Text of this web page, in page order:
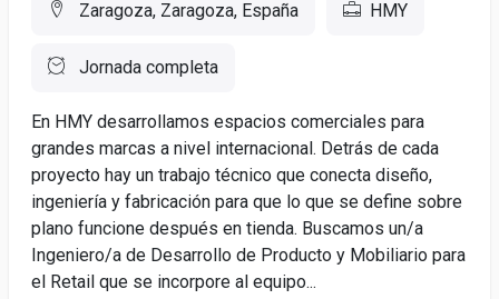
Zaragoza, Zaragoza, España HMY
Jornada completa
En HMY desarrollamos espacios comerciales para
grandes marcas a nivel internacional. Detrás de cada
proyecto hay un trabajo técnico que conecta diseño,
ingeniería y fabricación para que lo que se define sobre
plano funcione después en tienda. Buscamos un/a
Ingeniero/a de Desarrollo de Producto y Mobiliario para
el Retail que se incorpore al equipo...